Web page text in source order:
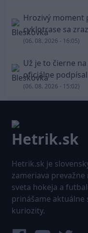
Hrozivý moment
cyklotrase sa
(06. 08. 2026 - 16:05)
Už je to čierne na
oficiálne podpísal
(06. 08. 2026 - 15:02)
Hetrik.sk je
zameriava prevažne
sveta hokeja a
prinášame aktuálne
kuriozity.